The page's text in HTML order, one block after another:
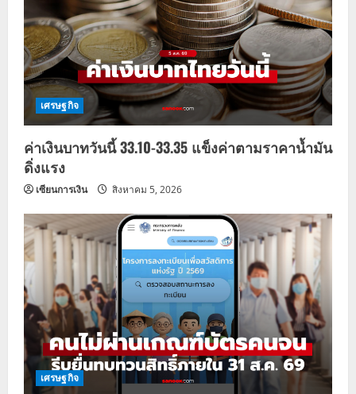
เศรษฐกิจ
ค่าเงินบาทวันนี้ 33.10-33.35 แข็งค่าตามราคาน้ำมัน
ดิ่งแรง
เซียนการเงิน สิงหาคม 5, 2026
เศรษฐกิจ